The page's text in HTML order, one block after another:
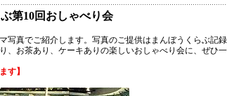
第10回おしゃべり会
写真でご紹介します。写真のご提供はまんぼうくらぶ記
、お茶あり、ケーキありの楽しいおしゃべり会に、ぜひ
す】